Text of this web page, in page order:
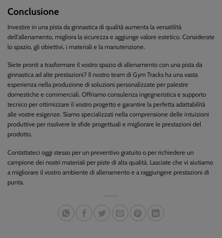
Conclusione
Investire in una pista da ginnastica di qualità aumenta la versatilità
dell'allenamento, migliora la sicurezza e aggiunge valore estetico. Considerate
lo spazio, gli obiettivi, i materiali e la manutenzione.
Siete pronti a trasformare il vostro spazio di allenamento con una pista da
ginnastica ad alte prestazioni? Il nostro team di Gym Tracks ha una vasta
esperienza nella produzione di soluzioni personalizzate per palestre
domestiche e commerciali. Offriamo consulenza ingegneristica e supporto
tecnico per ottimizzare il vostro progetto e garantire la perfetta adattabilità
alle vostre esigenze. Siamo specializzati nella comprensione delle intuizioni
produttive per risolvere le sfide progettuali e migliorare le prestazioni del
prodotto.
Contattateci oggi stesso per un preventivo gratuito o per richiedere un
campione dei nostri materiali per piste di alta qualità. Lasciate che vi aiutiamo
a migliorare il vostro ambiente di allenamento e a raggiungere prestazioni di
punta.